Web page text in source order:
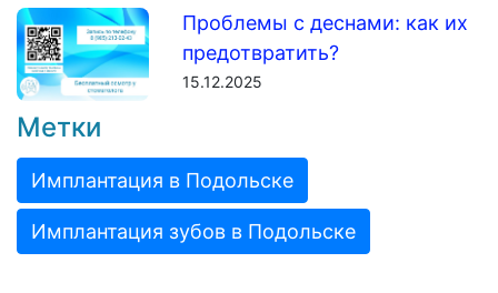
Проблемы с деснами: как их
предотвратить?
15.12.2025
Метки
Имплантация в Подольске
Имплантация зубов в Подольске